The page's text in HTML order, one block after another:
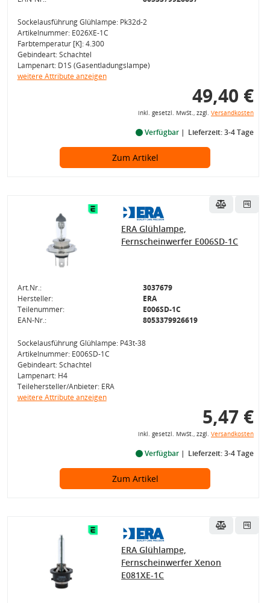
Sockelausführung Glühlampe: Pk32d-2
Artikelnummer: E026XE-1C
Farbtemperatur [K]: 4.300
Gebindeart: Schachtel
Lampenart: D1S (Gasentladungslampe)
weitere Attribute anzeigen
49,40 €
inkl. gesetzl. MwSt., zzgl. Versandkosten
Verfügbar Lieferzeit: 3-4 Tage
Zum Artikel
ERA Glühlampe,
Fernscheinwerfer E006SD-1C
Art.Nr.:
3037679
Hersteller:
ERA
Teilenummer:
E006SD-1C
EAN-Nr.:
8053379926619
Sockelausführung Glühlampe: P43t-38
Artikelnummer: E006SD-1C
Gebindeart: Schachtel
Lampenart: H4
Teilehersteller/Anbieter: ERA
weitere Attribute anzeigen
5,47 €
inkl. gesetzl. MwSt., zzgl. Versandkosten
Verfügbar Lieferzeit: 3-4 Tage
Zum Artikel
ERA Glühlampe,
Fernscheinwerfer Xenon
E081XE-1C